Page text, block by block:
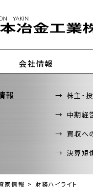
会社情報
報
株主・
中期経
買収へ
決算短
家情報 財務ハイライト